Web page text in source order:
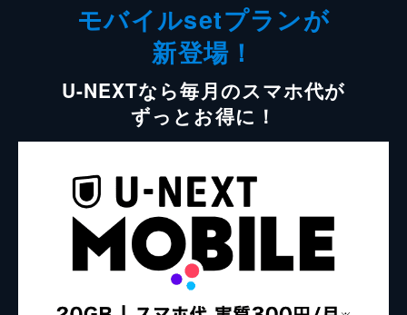
モバイルsetプランが
新登場！
U-NEXTなら毎月のスマホ代が
ずっとお得に！